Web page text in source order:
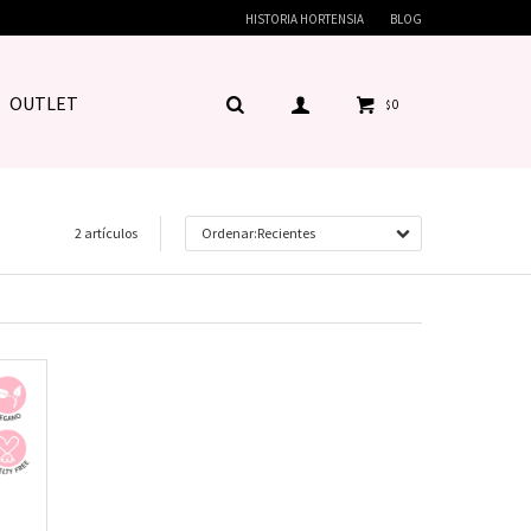
OUTLET $0
HISTORIA HORTENSIA BLOG
2 artículos Recientes